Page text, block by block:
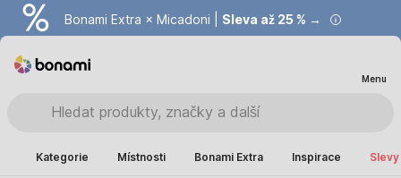
Bonami Extra × Micadoni | Sleva až 25 % →
Summer Sale | Ušetřete až 40 % →
Menu
Kategorie Místnosti Bonami Extra Inspirace